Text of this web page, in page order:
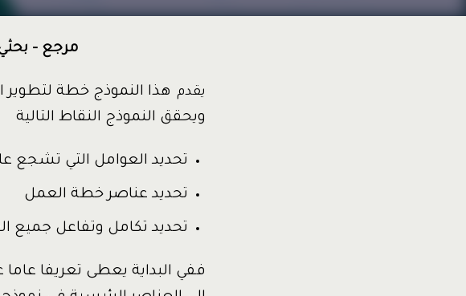
مرجع –
يقدم هذا النموذج خطة
ويحقق النموذج النقاط التالية
تحديد العوامل التي تشجع
تحديد عناصر خطة العمل
تحديد تكامل وتفاعل جميع
ففي البداية يعطى تعريفا